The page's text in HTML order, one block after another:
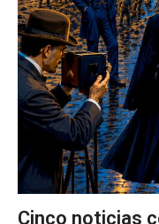
Cinco noticias